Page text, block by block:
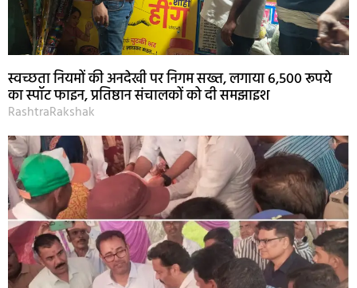
स्वच्छता नियमों की अनदेखी पर निगम सख्त, लगाया 6,500 रूपये
का स्पॉट फाइन, प्रतिष्ठान संचालकों को दी समझाइश
RashtraRakshak